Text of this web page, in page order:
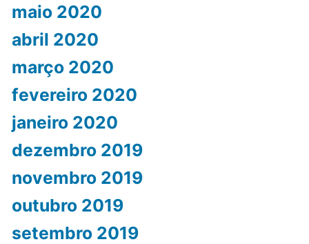
maio 2020
abril 2020
março 2020
fevereiro 2020
janeiro 2020
dezembro 2019
novembro 2019
outubro 2019
setembro 2019